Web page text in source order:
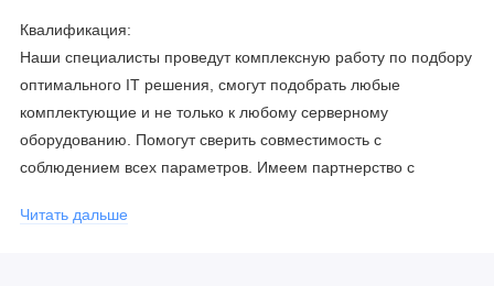
Квалификация:
Наши специалисты проведут комплексную работу по подбору
оптимального IT решения, смогут подобрать любые
комплектующие и не только к любому серверному
оборудованию. Помогут сверить совместимость с
соблюдением всех параметров. Имеем партнерство с
обучение сотрудников, что позволяет исключить ошибки даже
Читать дальше